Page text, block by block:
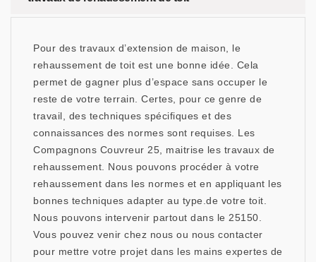
Pour des travaux d’extension de maison, le
rehaussement de toit est une bonne idée. Cela
permet de gagner plus d’espace sans occuper le
reste de votre terrain. Certes, pour ce genre de
travail, des techniques spécifiques et des
connaissances des normes sont requises. Les
Compagnons Couvreur 25, maitrise les travaux de
rehaussement. Nous pouvons procéder à votre
rehaussement dans les normes et en appliquant les
bonnes techniques adapter au type.de votre toit.
Nous pouvons intervenir partout dans le 25150.
Vous pouvez venir chez nous ou nous contacter
pour mettre votre projet dans les mains expertes de